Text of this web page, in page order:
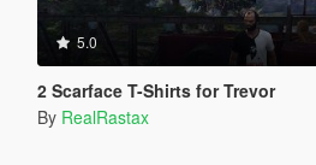
5.0
2 Scarface T-Shirts for Trevor
By RealRastax